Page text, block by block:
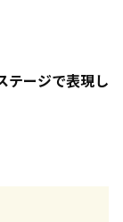
テージで表現し